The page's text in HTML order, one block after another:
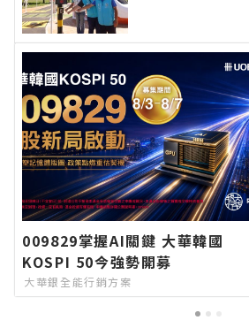
009829掌握AI關鍵 大華韓國
KOSPI 50今強勢開募
大華銀全能行銷方案